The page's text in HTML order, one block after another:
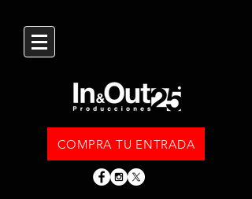
COMPRA TU ENTRADA